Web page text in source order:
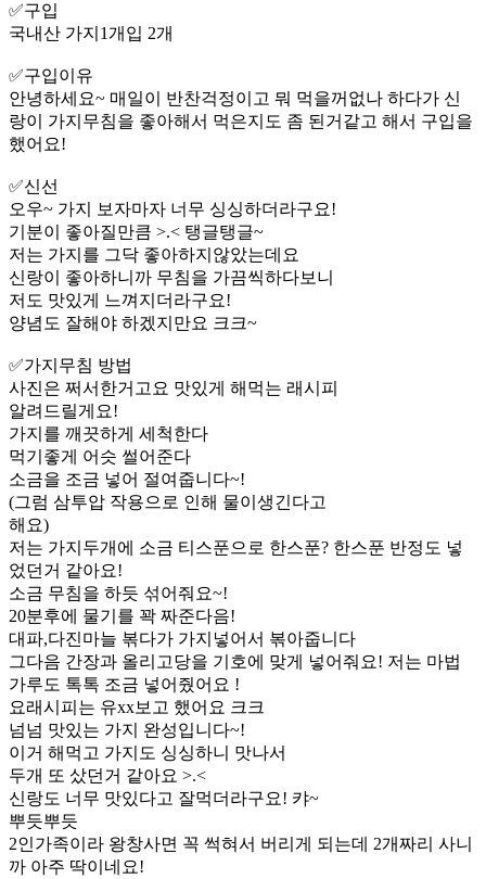
✅️구입
국내산 가지1개입 2개
✅️구입이유
안녕하세요~ 매일이 반찬걱정이고 뭐 먹을꺼없나 하다가 신
랑이 가지무침을 좋아해서 먹은지도 좀 된거같고 해서 구입을
했어요!
✅️신선
오우~ 가지 보자마자 너무 싱싱하더라구요!
기분이 좋아질만큼 >.< 탱글탱글~
저는 가지를 그닥 좋아하지않았는데요
신랑이 좋아하니까 무침을 가끔씩하다보니
저도 맛있게 느껴지더라구요!
양념도 잘해야 하겠지만요 크크~
✅️가지무침 방법
사진은 쩌서한거고요 맛있게 해먹는 래시피
알려드릴게요!
가지를 깨끗하게 세척한다
먹기좋게 어슷 썰어준다
소금을 조금 넣어 절여줍니다~!
(그럼 삼투압 작용으로 인해 물이생긴다고
해요)
저는 가지두개에 소금 티스푼으로 한스푼? 한스푼 반정도 넣
었던거 같아요!
소금 무침을 하듯 섞어줘요~!
20분후에 물기를 꽉 짜준다음!
대파,다진마늘 볶다가 가지넣어서 볶아줍니다
그다음 간장과 올리고당을 기호에 맞게 넣어줘요! 저는 마법
가루도 톡톡 조금 넣어줬어요 !
요래시피는 유xx보고 했어요 크크
넘넘 맛있는 가지 완성입니다~!
이거 해먹고 가지도 싱싱하니 맛나서
두개 또 샀던거 같아요 >.<
신랑도 너무 맛있다고 잘먹더라구요! 캬~
뿌듯뿌듯
2인가족이라 왕창사면 꼭 썩혀서 버리게 되는데 2개짜리 사니
까 아주 딱이네요!